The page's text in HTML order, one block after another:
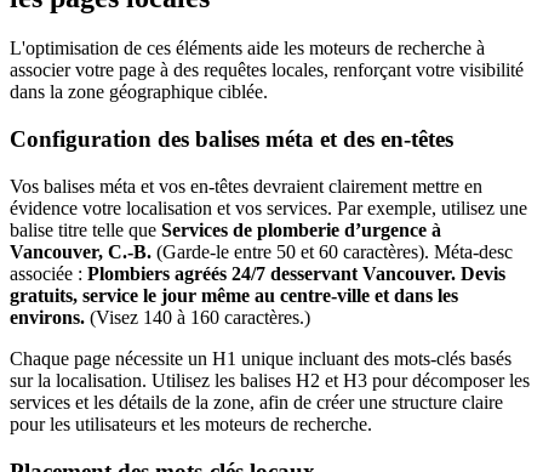
L'optimisation de ces éléments aide les moteurs de recherche à
associer votre page à des requêtes locales, renforçant votre visibilité
dans la zone géographique ciblée.
Configuration des balises méta et des en-têtes
Vos balises méta et vos en-têtes devraient clairement mettre en
évidence votre localisation et vos services. Par exemple, utilisez une
balise titre telle que Services de plomberie d’urgence à
Vancouver, C.-B. (Garde-le entre 50 et 60 caractères). Méta-desc
associée : Plombiers agréés 24/7 desservant Vancouver. Devis
gratuits, service le jour même au centre-ville et dans les
environs. (Visez 140 à 160 caractères.)
Chaque page nécessite un H1 unique incluant des mots-clés basés
sur la localisation. Utilisez les balises H2 et H3 pour décomposer les
services et les détails de la zone, afin de créer une structure claire
pour les utilisateurs et les moteurs de recherche.